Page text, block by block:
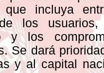
que incluya
los
y los
Se dará
y al capital